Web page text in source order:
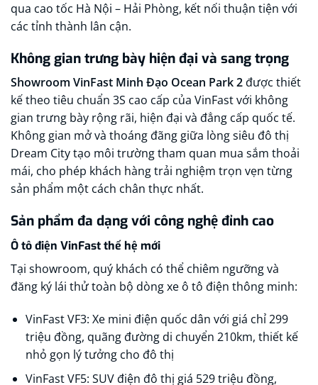
qua cao tốc Hà Nội – Hải Phòng, kết nối thuận tiện với
các tỉnh thành lân cận.​
Không gian trưng bày hiện đại và sang trọng
Showroom VinFast Minh Đạo Ocean Park 2được thiết
kế theo tiêu chuẩn 3S cao cấp của VinFast với không
gian trưng bày rộng rãi, hiện đại và đẳng cấp quốc tế.
Không gian mở và thoáng đãng giữa lòng siêu đô thị
Dream City tạo môi trường tham quan mua sắm thoải
mái, cho phép khách hàng trải nghiệm trọn vẹn từng
sản phẩm một cách chân thực nhất.
Sản phẩm đa dạng với công nghệ đỉnh cao
Ô tô điện VinFast thế hệ mới
Tại showroom, quý khách có thể chiêm ngưỡng và
đăng ký lái thử toàn bộ dòng xe ô tô điện thông minh:​
VinFast VF3: Xe mini điện quốc dân với giá chỉ 299
triệu đồng, quãng đường di chuyển 210km, thiết kế
nhỏ gọn lý tưởng cho đô thị​
VinFast VF5: SUV điện đô thị giá 529 triệu đồng,